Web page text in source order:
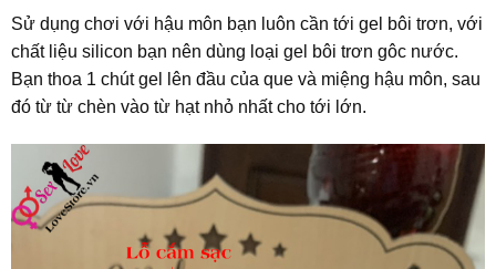
Sử dụng chơi với hậu môn bạn luôn cần tới gel bôi trơn, với
chất liệu silicon bạn nên dùng loại gel bôi trơn gôc nước.
Bạn thoa 1 chút gel lên đầu của que và miệng hậu môn, sau
đó từ từ chèn vào từ hạt nhỏ nhất cho tới lớn.